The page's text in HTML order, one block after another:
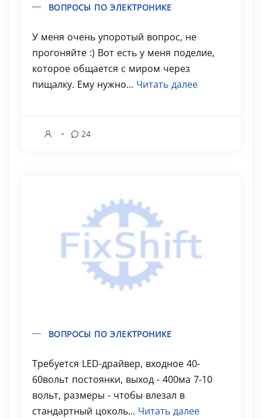
ВОПРОСЫ ПО ЭЛЕКТРОНИКЕ
У меня очень упоротый вопрос, не
прогоняйте :) Вот есть у меня поделие,
которое общается с миром через
пищалку. Ему нужно... Читать далее
24
ВОПРОСЫ ПО ЭЛЕКТРОНИКЕ
Требуется LED-драйвер, входное 40-
60вольт постоянки, выход - 400ма 7-10
вольт, размеры - чтобы влезал в
стандартный цоколь... Читать далее